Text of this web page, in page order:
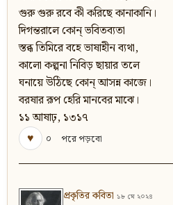
গুরু গুরু রবে কী করিছে কানাকানি।
দিগন্তরালে কোন্‌ ভবিতব্যতা
স্তব্ধ তিমিরে বহে ভাষাহীন ব্যথা,
কালো কল্পনা নিবিড় ছায়ার তলে
ঘনায়ে উঠিছে কোন্‌ আসন্ন কাজে।
বরষার রূপ হেরি মানবের মাঝে।
১১ আষাঢ়, ১৩১৭
♥
০ পরে পড়বো
প্রকৃতির কবিতা ১৮ মে ২০২৪